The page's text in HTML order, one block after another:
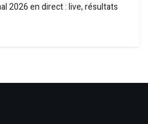
2026 en direct : live, résultats